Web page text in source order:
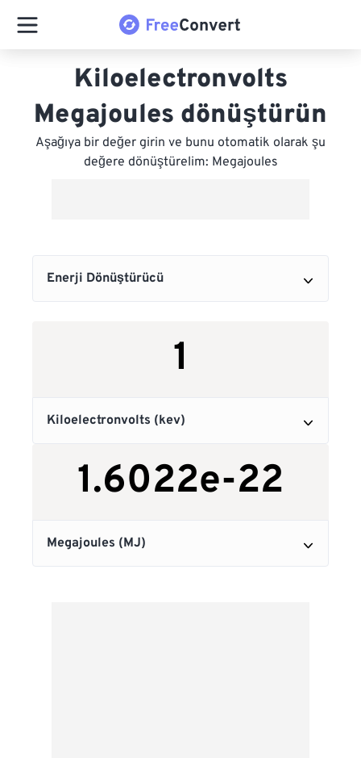
Kiloelectronvolts
Megajoules dönüştürün
Aşağıya bir değer girin ve bunu otomatik olarak şu
değere dönüştürelim: Megajoules